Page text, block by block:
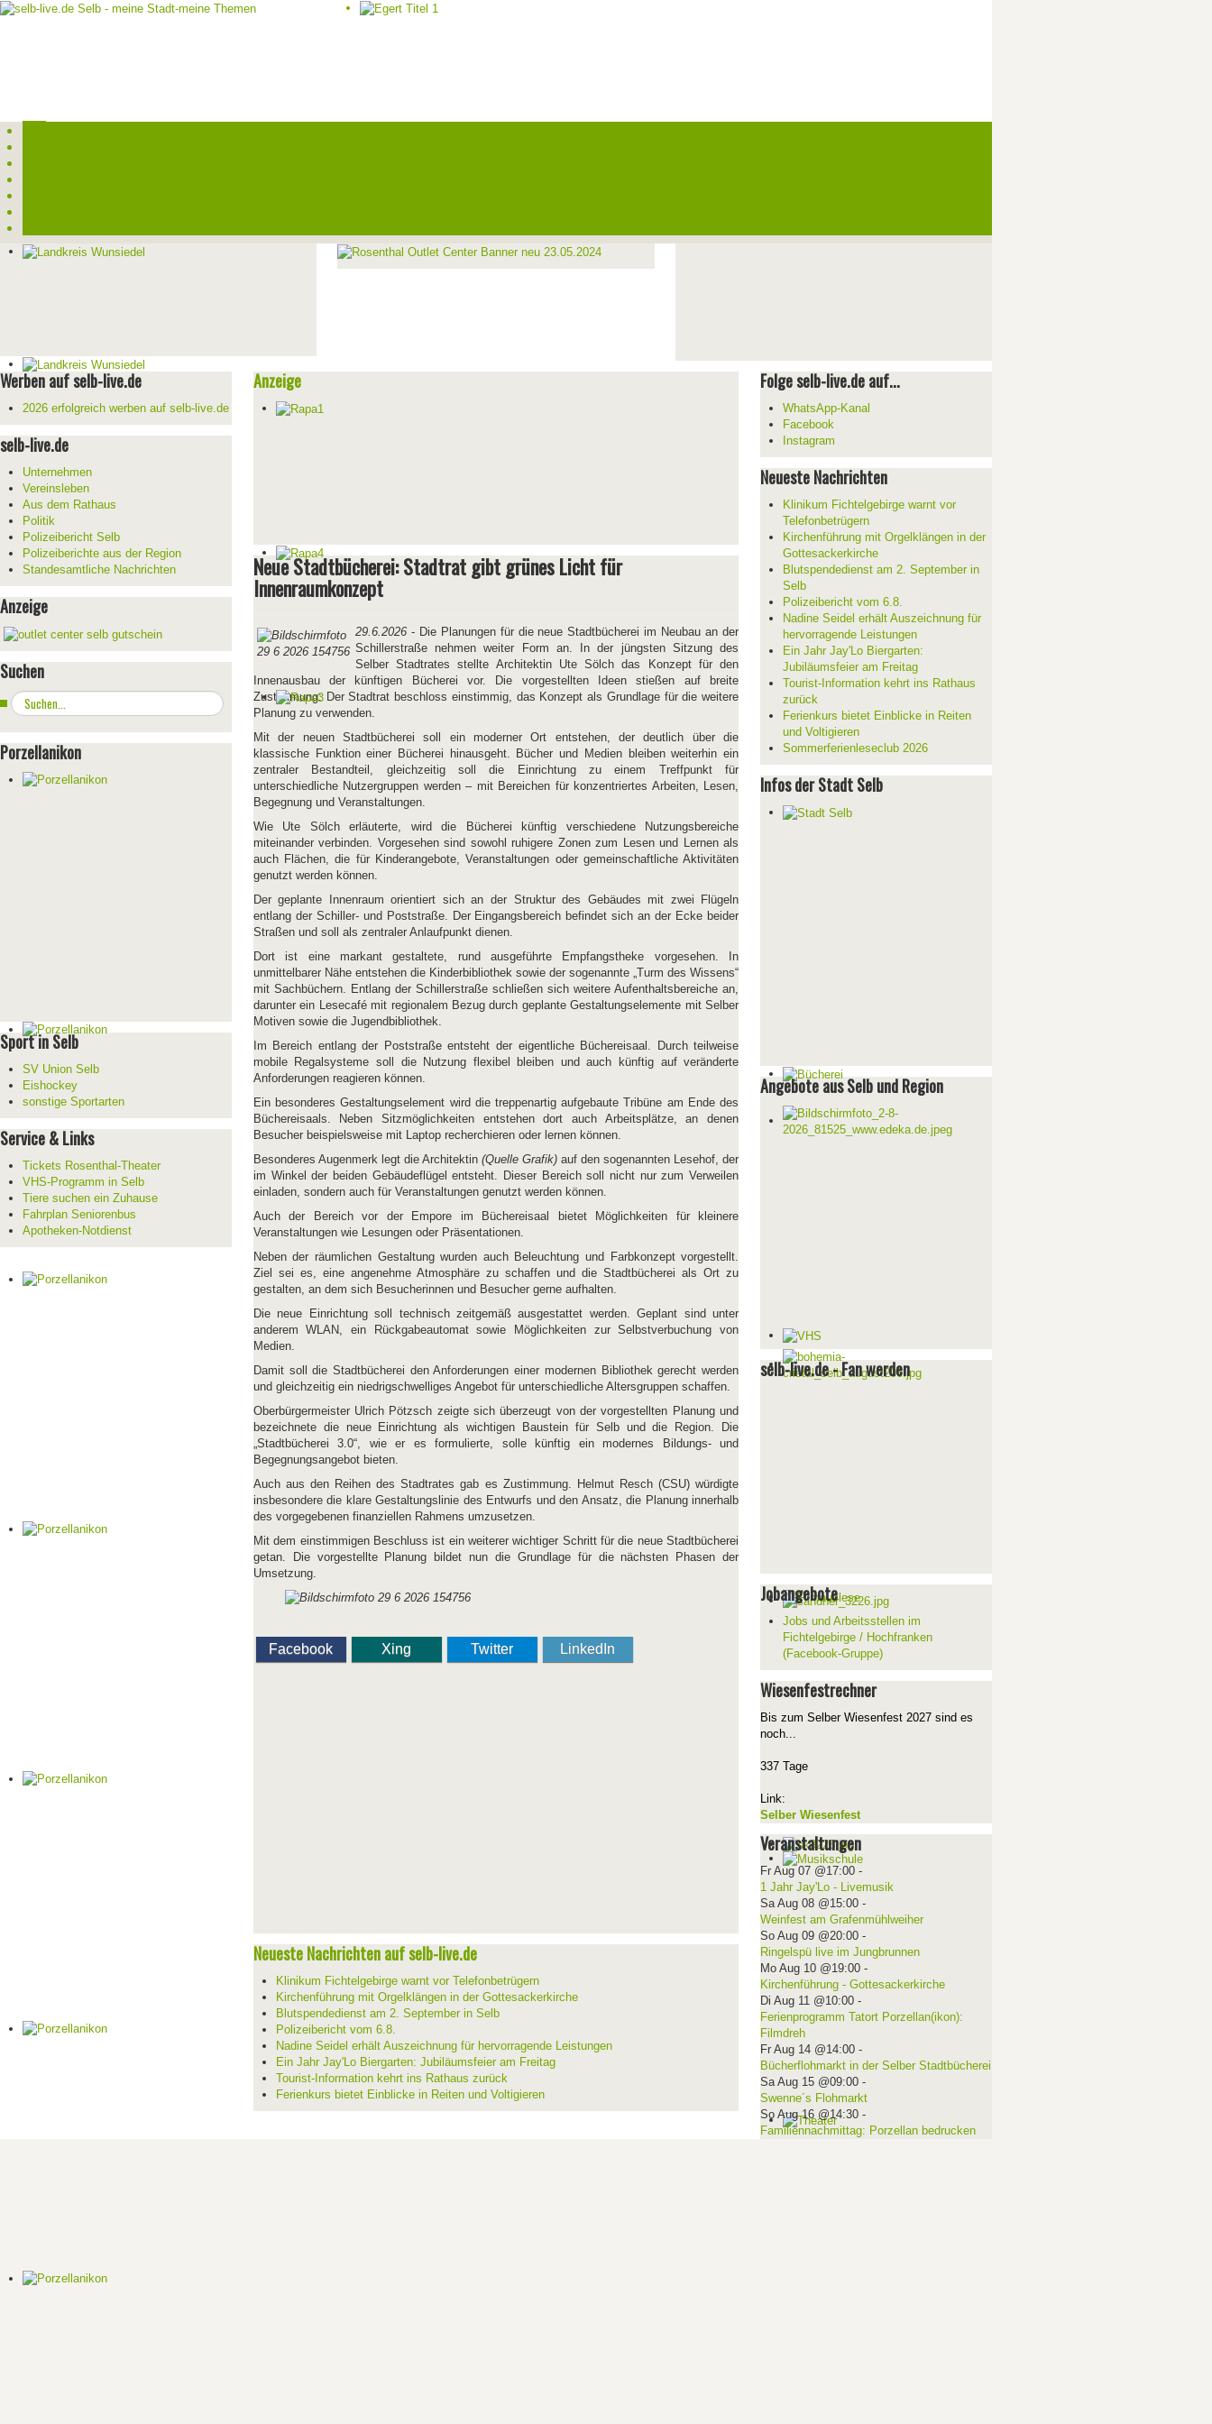
Werben auf selb-live.de
2026 erfolgreich werben auf selb-live.de
selb-live.de
Unternehmen
Vereinsleben
Aus dem Rathaus
Politik
Polizeibericht Selb
Polizeiberichte aus der Region
Standesamtliche Nachrichten
Anzeige
Suchen
Suchen
...
Porzellanikon
Sport in Selb
SV Union Selb
Eishockey
sonstige Sportarten
Service & Links
Tickets Rosenthal-Theater
VHS-Programm in Selb
Tiere suchen ein Zuhause
Fahrplan Seniorenbus
Apotheken-Notdienst
Anzeige
Neue Stadtbücherei: Stadtrat gibt grünes Licht für
Innenraumkonzept
29.6.2026- Die Planungen für die neue Stadtbücherei im Neubau an der
Schillerstraße nehmen weiter Form an. In der jüngsten Sitzung des
Selber Stadtrates stellte Architektin Ute Sölch das Konzept für den
Innenausbau der künftigen Bücherei vor. Die vorgestellten Ideen stießen auf breite
Zustimmung: Der Stadtrat beschloss einstimmig, das Konzept als Grundlage für die weitere
Planung zu verwenden.
Mit der neuen Stadtbücherei soll ein moderner Ort entstehen, der deutlich über die
klassische Funktion einer Bücherei hinausgeht. Bücher und Medien bleiben weiterhin ein
zentraler Bestandteil, gleichzeitig soll die Einrichtung zu einem Treffpunkt für
unterschiedliche Nutzergruppen werden – mit Bereichen für konzentriertes Arbeiten, Lesen,
Begegnung und Veranstaltungen.
Wie Ute Sölch erläuterte, wird die Bücherei künftig verschiedene Nutzungsbereiche
miteinander verbinden. Vorgesehen sind sowohl ruhigere Zonen zum Lesen und Lernen als
auch Flächen, die für Kinderangebote, Veranstaltungen oder gemeinschaftliche Aktivitäten
genutzt werden können.
Der geplante Innenraum orientiert sich an der Struktur des Gebäudes mit zwei Flügeln
entlang der Schiller- und Poststraße. Der Eingangsbereich befindet sich an der Ecke beider
Straßen und soll als zentraler Anlaufpunkt dienen.
Dort ist eine markant gestaltete, rund ausgeführte Empfangstheke vorgesehen. In
unmittelbarer Nähe entstehen die Kinderbibliothek sowie der sogenannte „Turm des Wissens“
mit Sachbüchern. Entlang der Schillerstraße schließen sich weitere Aufenthaltsbereiche an,
darunter ein Lesecafé mit regionalem Bezug durch geplante Gestaltungselemente mit Selber
Motiven sowie die Jugendbibliothek.
Im Bereich entlang der Poststraße entsteht der eigentliche Büchereisaal. Durch teilweise
mobile Regalsysteme soll die Nutzung flexibel bleiben und auch künftig auf veränderte
Anforderungen reagieren können.
Ein besonderes Gestaltungselement wird die treppenartig aufgebaute Tribüne am Ende des
Büchereisaals. Neben Sitzmöglichkeiten entstehen dort auch Arbeitsplätze, an denen
Besucher beispielsweise mit Laptop recherchieren oder lernen können.
Besonderes Augenmerk legt die Architektin (Quelle Grafik) auf den sogenannten Lesehof, der
im Winkel der beiden Gebäudeflügel entsteht. Dieser Bereich soll nicht nur zum Verweilen
einladen, sondern auch für Veranstaltungen genutzt werden können.
Auch der Bereich vor der Empore im Büchereisaal bietet Möglichkeiten für kleinere
Veranstaltungen wie Lesungen oder Präsentationen.
Neben der räumlichen Gestaltung wurden auch Beleuchtung und Farbkonzept vorgestellt.
Ziel sei es, eine angenehme Atmosphäre zu schaffen und die Stadtbücherei als Ort zu
gestalten, an dem sich Besucherinnen und Besucher gerne aufhalten.
Die neue Einrichtung soll technisch zeitgemäß ausgestattet werden. Geplant sind unter
anderem WLAN, ein Rückgabeautomat sowie Möglichkeiten zur Selbstverbuchung von
Medien.
Damit soll die Stadtbücherei den Anforderungen einer modernen Bibliothek gerecht werden
und gleichzeitig ein niedrigschwelliges Angebot für unterschiedliche Altersgruppen schaffen.
Oberbürgermeister Ulrich Pötzsch zeigte sich überzeugt von der vorgestellten Planung und
bezeichnete die neue Einrichtung als wichtigen Baustein für Selb und die Region. Die
„Stadtbücherei 3.0“, wie er es formulierte, solle künftig ein modernes Bildungs- und
Begegnungsangebot bieten.
Auch aus den Reihen des Stadtrates gab es Zustimmung. Helmut Resch (CSU) würdigte
insbesondere die klare Gestaltungslinie des Entwurfs und den Ansatz, die Planung innerhalb
des vorgegebenen finanziellen Rahmens umzusetzen.
Mit dem einstimmigen Beschluss ist ein weiterer wichtiger Schritt für die neue Stadtbücherei
getan. Die vorgestellte Planung bildet nun die Grundlage für die nächsten Phasen der
Umsetzung.
Facebook Xing Twitter LinkedIn
Neueste Nachrichten auf selb-live.de
Klinikum Fichtelgebirge warnt vor Telefonbetrügern
Kirchenführung mit Orgelklängen in der Gottesackerkirche
Blutspendedienst am 2. September in Selb
Polizeibericht vom 6.8.
Nadine Seidel erhält Auszeichnung für hervorragende Leistungen
Ein Jahr Jay'Lo Biergarten: Jubiläumsfeier am Freitag
Tourist-Information kehrt ins Rathaus zurück
Ferienkurs bietet Einblicke in Reiten und Voltigieren
Folge selb-live.de auf...
WhatsApp-Kanal
Facebook
Instagram
Neueste Nachrichten
Klinikum Fichtelgebirge warnt vor
Telefonbetrügern
Kirchenführung mit Orgelklängen in der
Gottesackerkirche
Blutspendedienst am 2. September in
Selb
Polizeibericht vom 6.8.
Nadine Seidel erhält Auszeichnung für
hervorragende Leistungen
Ein Jahr Jay'Lo Biergarten:
Jubiläumsfeier am Freitag
Tourist-Information kehrt ins Rathaus
zurück
Ferienkurs bietet Einblicke in Reiten
und Voltigieren
Sommerferienleseclub 2026
Infos der Stadt Selb
Angebote aus Selb und Region
selb-live.de - Fan werden
Jobangebote
Jobs und Arbeitsstellen im
Fichtelgebirge / Hochfranken
(Facebook-Gruppe)
Wiesenfestrechner
Bis zum Selber Wiesenfest 2027 sind es
noch...
337 Tage
Link:
Selber Wiesenfest
Veranstaltungen
Fr Aug 07 @17:00-
1 Jahr Jay'Lo - Livemusik
Sa Aug 08 @15:00-
Weinfest am Grafenmühlweiher
So Aug 09 @20:00-
Ringelspü live im Jungbrunnen
Mo Aug 10 @19:00-
Kirchenführung - Gottesackerkirche
Di Aug 11 @10:00-
Ferienprogramm Tatort Porzellan(ikon):
Filmdreh
Fr Aug 14 @14:00-
Bücherflohmarkt in der Selber Stadtbücherei
Sa Aug 15 @09:00-
Swenne´s Flohmarkt
So Aug 16 @14:30-
Familiennachmittag: Porzellan bedrucken